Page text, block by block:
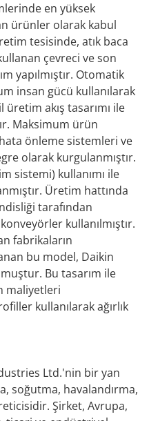
en yüksek
ürünler olarak kabul
tesisinde, atık baca
çevreci ve son
yapılmıştır. Otomatik
insan gücü kullanılarak
akış tasarımı ile
Maksimum ürün
önleme sistemleri ve
olarak kurgulanmıştır.
sistemi) kullanımı ile
Üretim hattında
tarafından
kullanılmıştır.
fabrikaların
bu model, Daikin
Bu tasarım ile
maliyetleri
kullanılarak ağırlık
Ltd.'nin bir yan
soğutma, havalandırma,
Şirket, Avrupa,